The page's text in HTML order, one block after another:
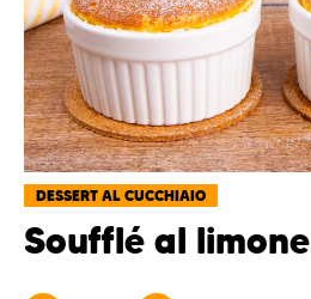
DESSERT AL CUCCHIAIO
Soufflé al limone